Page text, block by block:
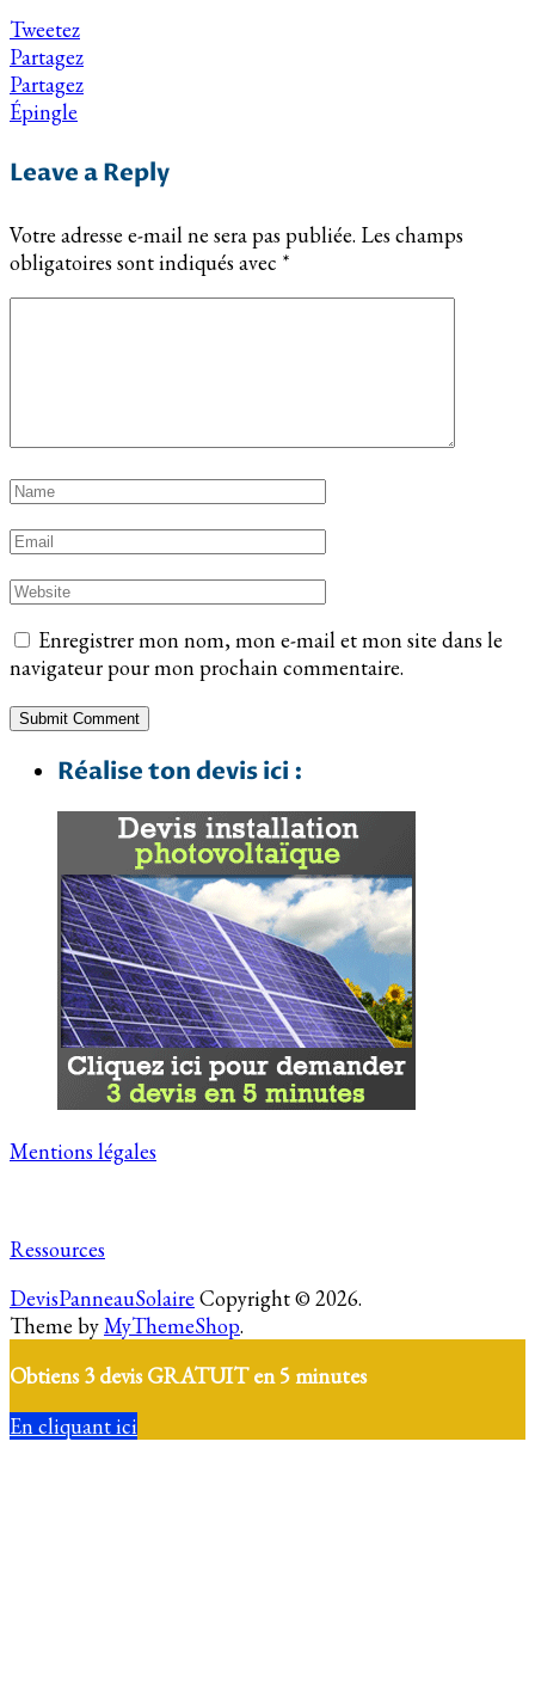
Tweetez
Partagez
Partagez
Épingle
Leave a Reply
Votre adresse e-mail ne sera pas publiée. Les champs
obligatoires sont indiqués avec *
Enregistrer mon nom, mon e-mail et mon site dans le
navigateur pour mon prochain commentaire.
Réalise ton devis ici :
Mentions légales
Ressources
DevisPanneauSolaire Copyright © 2026.
Theme byMyThemeShop.
Obtiens 3 devis GRATUIT en 5 minutes
En cliquant ici